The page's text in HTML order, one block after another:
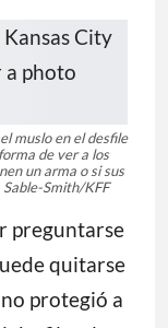
muslo en el desfile